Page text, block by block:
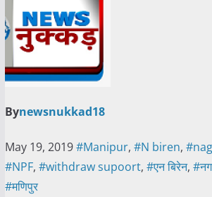
Bynewsnukkad18
May 19, 2019#Manipur, #N biren,
#NPF, #withdraw supoort, #एन बिरेन,
#मणिपुर